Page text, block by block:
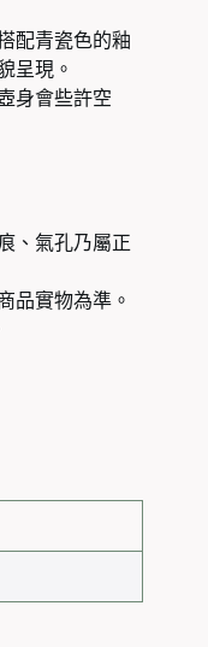
配青瓷色的釉
呈現。
身會些許空
、氣孔乃屬正
品實物為準。